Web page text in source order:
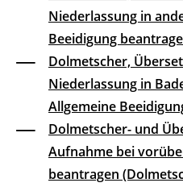
Niederlassung in
Beeidigung
Dolmetscher,
Niederlassung in
Allgemeine
Dolmetscher- und
Aufnahme bei
beantragen